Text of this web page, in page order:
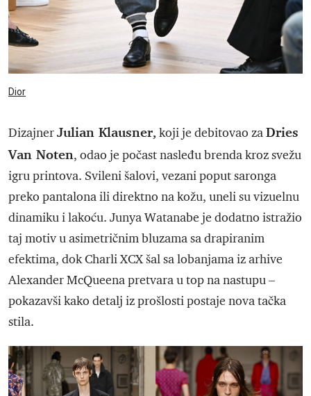
Dior
DizajnerJulian Klausner, koji je debitovao zaDries
Van Noten, odao je počast nasleđu brenda kroz svežu
igru printova. Svileni šalovi, vezani poput saronga
preko pantalona ili direktno na kožu, uneli su vizuelnu
dinamiku i lakoću. Junya Watanabe je dodatno istražio
taj motiv u asimetričnim bluzama sa drapiranim
efektima, dok Charli XCX šal sa lobanjama iz arhive
Alexander McQueena pretvara u top na nastupu –
pokazavši kako detalj iz prošlosti postaje nova tačka
stila.